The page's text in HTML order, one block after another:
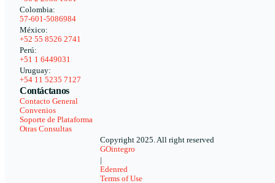
Colombia:
57-601-5086984
México:
+52 55 8526 2741
Perú:
+51 1 6449031
Uruguay:
+54 11 5235 7127
Contáctanos
Contacto General
Convenios
Soporte de Plataforma
Otras Consultas
Copyright 2025. All right reserved
GOintegro
|
Edenred
Terms of Use